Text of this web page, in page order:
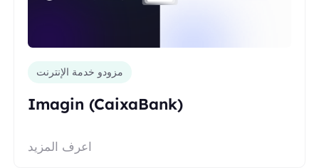
مزودو خدمة الإنترنت
Imagin (CaixaBank)
اعرف المزيد